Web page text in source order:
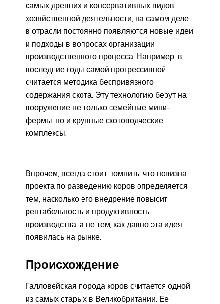
самых древних и консервативных видов
хозяйственной деятельности, на самом деле
в отрасли постоянно появляются новые идеи
и подходы в вопросах организации
производственного процесса. Например, в
последние годы самой прогрессивной
считается методика беспривязного
содержания скота. Эту технологию берут на
вооружение не только семейные мини-
фермы, но и крупные скотоводческие
комплексы.
Впрочем, всегда стоит помнить, что новизна
проекта по разведению коров определяется
тем, насколько его внедрение повысит
рентабельность и продуктивность
производства, а не тем, как давно эта идея
появилась на рынке.
Происхождение
Галловейская порода коров считается одной
из самых старых в Великобритании. Ее